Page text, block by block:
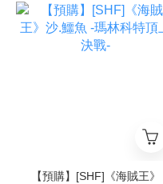
【預購】[SHF]《海賊王》